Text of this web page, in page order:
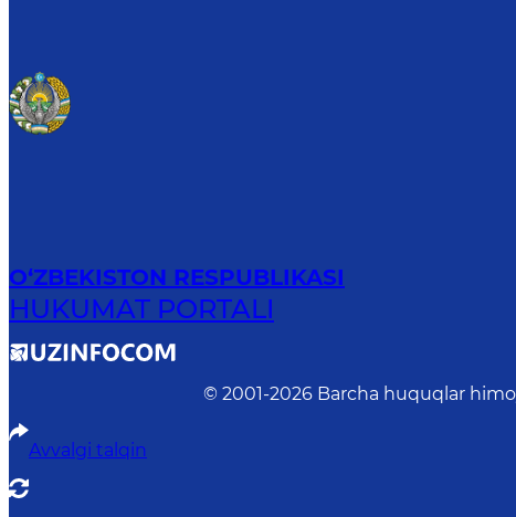
O‘ZBEKISTON RESPUBLIKASI
HUKUMAT PORTALI
© 2001-2026 Barcha huquqlar
Avvalgi talqin